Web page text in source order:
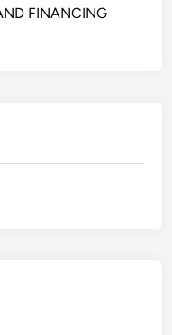
FINANCING